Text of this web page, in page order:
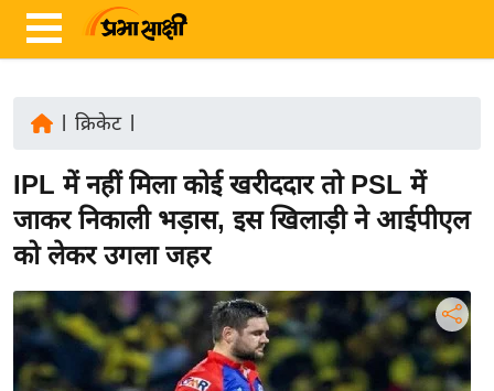
ज़ा
ख
र
रा
ष्ट्री
य
क्रिकेट|
IPL में नहीं मिला कोई खरीददार तो PSL में
जाकर निकाली भड़ास, इस खिलाड़ी ने आईपीएल
को लेकर उगला जहर